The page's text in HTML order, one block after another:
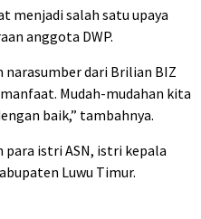
menjadi salah satu upaya
anggota DWP.
dari Brilian BIZ
Mudah-mudahan kita
baik,” tambahnya.
istri ASN, istri kepala
Luwu Timur.